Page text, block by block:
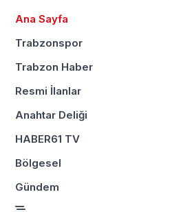
Ana Sayfa
Trabzonspor
Trabzon Haber
Resmi İlanlar
Anahtar Deliği
HABER61 TV
Bölgesel
Gündem